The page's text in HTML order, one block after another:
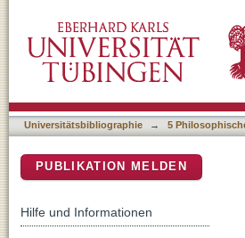
Universitätsbibliographie → 5
PUBLIKATION MELDEN
Hilfe und Informationen